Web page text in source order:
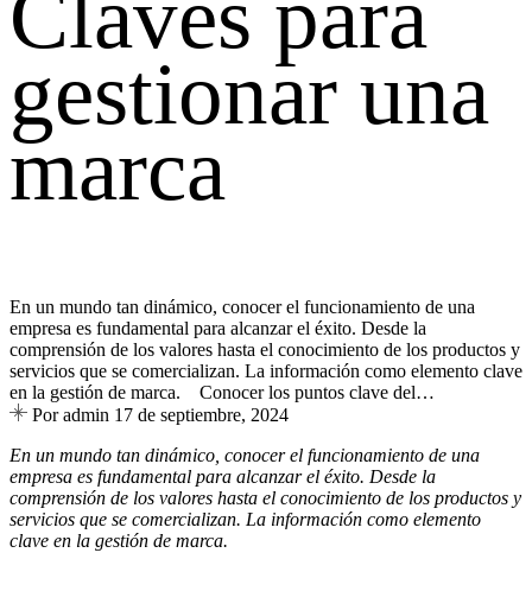
gestionar una
marca
En un mundo tan dinámico, conocer el funcionamiento de una
empresa es fundamental para alcanzar el éxito. Desde la
comprensión de los valores hasta el conocimiento de los productos y
servicios que se comercializan. La información como elemento clave
en la gestión de marca. Conocer los puntos clave del…
Por admin 17 de septiembre, 2024
En un mundo tan dinámico, conocer el funcionamiento de una
empresa es fundamental para alcanzar el éxito. Desde la
comprensión de los valores hasta el conocimiento de los productos y
servicios que se comercializan. La información como elemento
clave en la gestión de marca.